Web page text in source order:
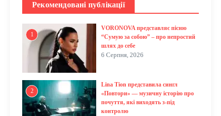
Рекомендовані публікації
1
VORONOVA представляє пісню
“Сумую за собою” – про непростий
шлях до себе
6 Серпня, 2026
2
Lina Tion представила сингл
«Повтори» — музичну історію про
почуття, які виходять з-під
контролю